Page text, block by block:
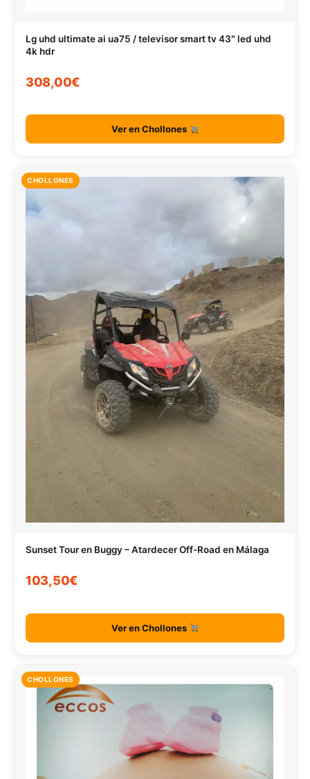
Lg uhd ultimate ai ua75 / televisor smart tv 43″ led uhd
4k hdr
308,00€
Ver en Chollones
CHOLLONES
Sunset Tour en Buggy – Atardecer Off-Road en Málaga
103,50€
Ver en Chollones
CHOLLONES